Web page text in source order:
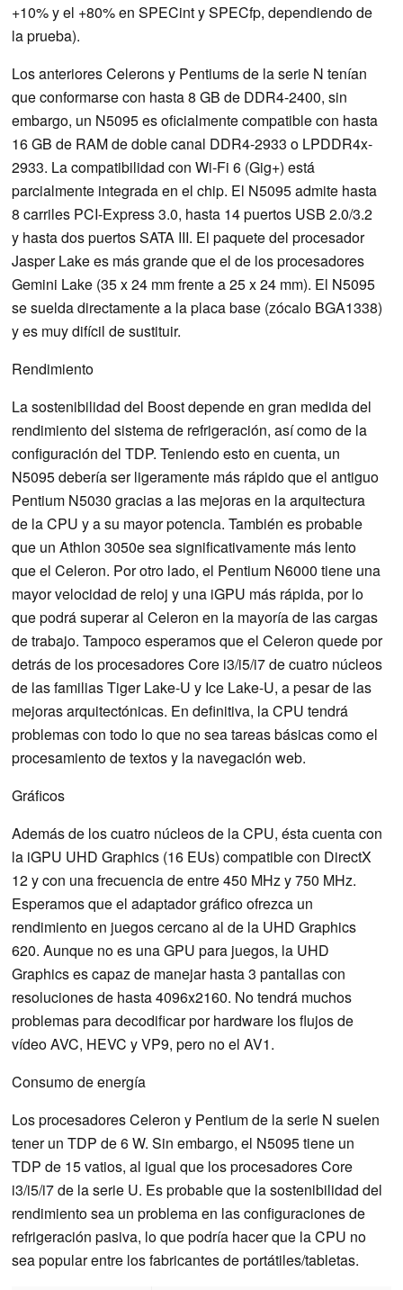
+10% y el +80% en SPECint y SPECfp, dependiendo de
la prueba).
Los anteriores Celerons y Pentiums de la serie N tenían
que conformarse con hasta 8 GB de DDR4-2400, sin
embargo, un N5095 es oficialmente compatible con hasta
16 GB de RAM de doble canal DDR4-2933 o LPDDR4x-
2933. La compatibilidad con Wi-Fi 6 (Gig+) está
parcialmente integrada en el chip. El N5095 admite hasta
8 carriles PCI-Express 3.0, hasta 14 puertos USB 2.0/3.2
y hasta dos puertos SATA III. El paquete del procesador
Jasper Lake es más grande que el de los procesadores
Gemini Lake (35 x 24 mm frente a 25 x 24 mm). El N5095
se suelda directamente a la placa base (zócalo BGA1338)
y es muy difícil de sustituir.
Rendimiento
La sostenibilidad del Boost depende en gran medida del
rendimiento del sistema de refrigeración, así como de la
configuración del TDP. Teniendo esto en cuenta, un
N5095 debería ser ligeramente más rápido que el antiguo
Pentium N5030 gracias a las mejoras en la arquitectura
de la CPU y a su mayor potencia. También es probable
que un Athlon 3050e sea significativamente más lento
que el Celeron. Por otro lado, el Pentium N6000 tiene una
mayor velocidad de reloj y una iGPU más rápida, por lo
que podrá superar al Celeron en la mayoría de las cargas
de trabajo. Tampoco esperamos que el Celeron quede por
detrás de los procesadores Core i3/i5/i7 de cuatro núcleos
de las familias Tiger Lake-U y Ice Lake-U, a pesar de las
mejoras arquitectónicas. En definitiva, la CPU tendrá
problemas con todo lo que no sea tareas básicas como el
procesamiento de textos y la navegación web.
Gráficos
Además de los cuatro núcleos de la CPU, ésta cuenta con
la iGPU UHD Graphics (16 EUs) compatible con DirectX
12 y con una frecuencia de entre 450 MHz y 750 MHz.
Esperamos que el adaptador gráfico ofrezca un
rendimiento en juegos cercano al de la UHD Graphics
620. Aunque no es una GPU para juegos, la UHD
Graphics es capaz de manejar hasta 3 pantallas con
resoluciones de hasta 4096x2160. No tendrá muchos
problemas para decodificar por hardware los flujos de
vídeo AVC, HEVC y VP9, pero no el AV1.
Consumo de energía
Los procesadores Celeron y Pentium de la serie N suelen
tener un TDP de 6 W. Sin embargo, el N5095 tiene un
TDP de 15 vatios, al igual que los procesadores Core
i3/i5/i7 de la serie U. Es probable que la sostenibilidad del
rendimiento sea un problema en las configuraciones de
refrigeración pasiva, lo que podría hacer que la CPU no
sea popular entre los fabricantes de portátiles/tabletas.